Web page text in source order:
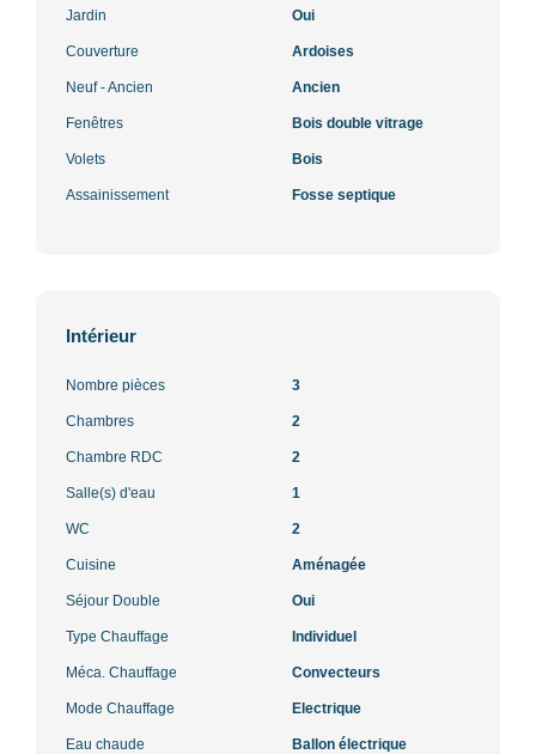
Jardin Oui
Couverture Ardoises
Neuf - Ancien Ancien
Fenêtres Bois double vitrage
Volets Bois
Assainissement Fosse septique
Intérieur
Nombre pièces 3
Chambres 2
Chambre RDC 2
Salle(s) d'eau 1
WC 2
Cuisine Aménagée
Séjour Double Oui
Type Chauffage Individuel
Méca. Chauffage Convecteurs
Mode Chauffage Electrique
Eau chaude Ballon électrique